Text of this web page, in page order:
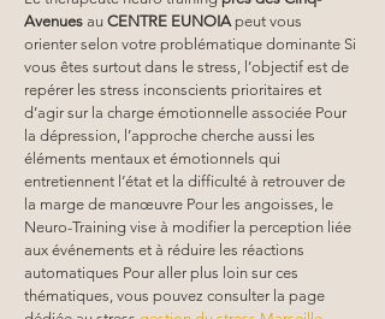
Avenues au CENTRE EUNOIA peut vous
orienter selon votre problématique dominante Si
vous êtes surtout dans le stress, l’objectif est de
repérer les stress inconscients prioritaires et
d’agir sur la charge émotionnelle associée Pour
la dépression, l’approche cherche aussi les
éléments mentaux et émotionnels qui
entretiennent l’état et la difficulté à retrouver de
la marge de manœuvre Pour les angoisses, le
Neuro-Training vise à modifier la perception liée
aux événements et à réduire les réactions
automatiques Pour aller plus loin sur ces
thématiques, vous pouvez consulter la page